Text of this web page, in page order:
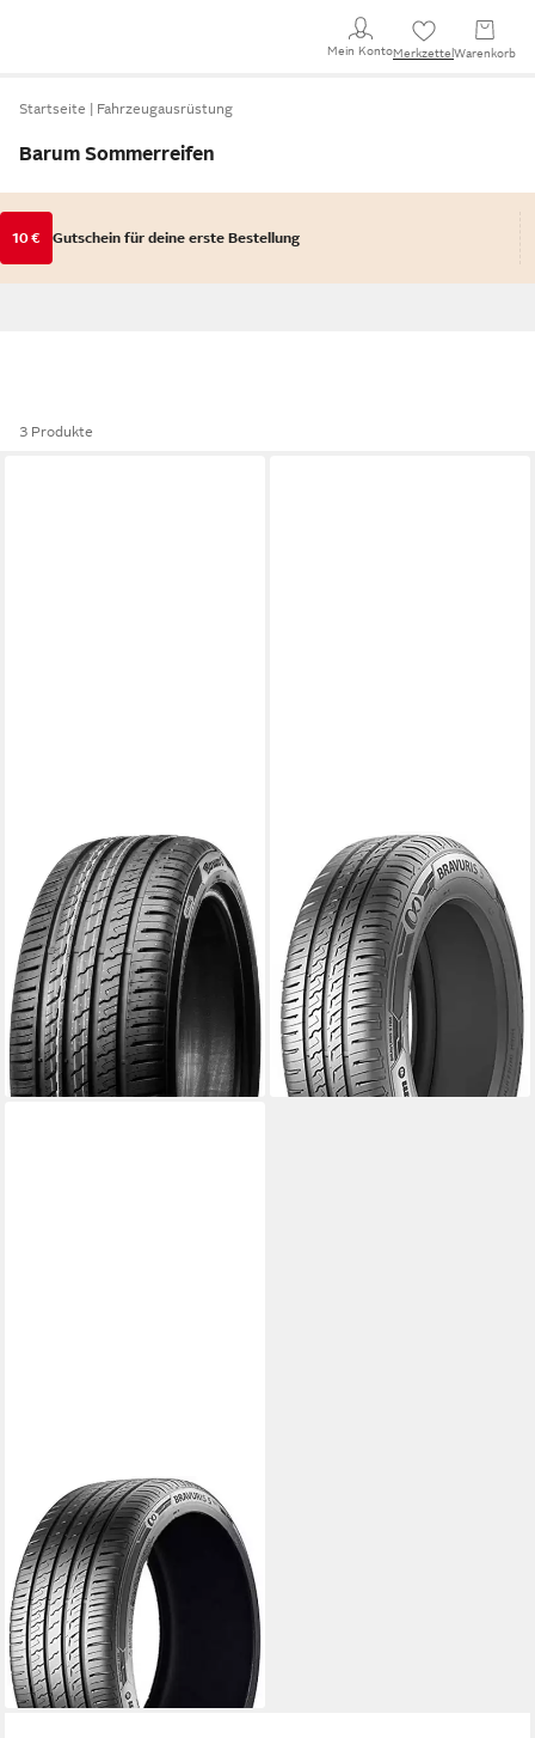
Mein KontoMerkzettel Warenkorb
Startseite Fahrzeugausrüstung
Barum Sommerreifen
10 € Gutschein für deine erste Bestellung
3 Produkte
BARUM
Sommerreifen BRAVURIS
5HM, in verschiedenen
Ausführungen erhältlich
Kraftstoffeffizienz
Produktdatenblatt
Nasshaftung
Produktdatenblatt
ab 102,99 €
lieferbar - in 4-5 Werktagen bei dir
BARUM
BARUM Sommerreifen
BARUM
Kraftstoffeffizienz
Produktdatenblatt
Nasshaftung
Produktdatenblatt
166,99 € UVP176,99 €
-6%
lieferbar - in 4-5 Werktagen bei dir
BARUM
BARUM Sommerreifen
BARUM
Kraftstoffeffizienz
Produktdatenblatt
Nasshaftung
Produktdatenblatt
ab 92,99 €
lieferbar - in 4-5 Werktagen bei dir